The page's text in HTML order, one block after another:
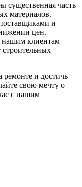
существенная часть
материалов.
и
цен.
нашим клиентам
ремонте и достичь
свою мечту о
с нашим